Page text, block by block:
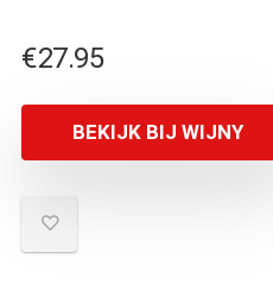
€27.95
BEKIJK BIJ WIJNY